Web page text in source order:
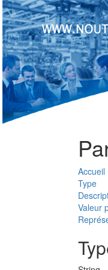
Accueil
Type
Valeur